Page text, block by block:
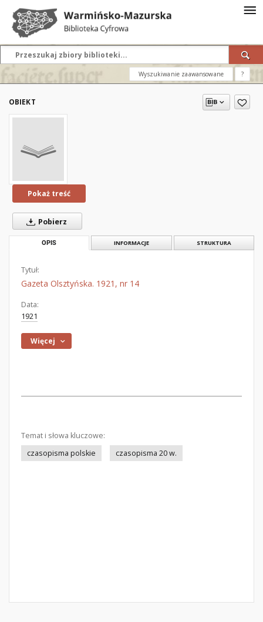
Wyszukiwanie zaawansowane ?
OBIEKT
Pokaż treść
Pobierz
OPIS INFORMACJE STRUKTURA
Tytuł:
Gazeta Olsztyńska. 1921, nr 14
Data:
1921
Więcej
Temat i słowa kluczowe:
czasopisma polskie
czasopisma 20 w.